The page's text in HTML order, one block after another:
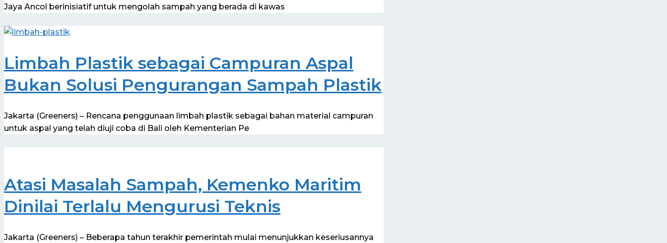
Jaya Ancol berinisiatif untuk mengolah sampah yang berada di kawas
Limbah Plastik sebagai Campuran Aspal
Bukan Solusi Pengurangan Sampah Plastik
Jakarta (Greeners) – Rencana penggunaan limbah plastik sebagai bahan material campuran
untuk aspal yang telah diuji coba di Bali oleh Kementerian Pe
Atasi Masalah Sampah, Kemenko Maritim
Dinilai Terlalu Mengurusi Teknis
Jakarta (Greeners) – Beberapa tahun terakhir pemerintah mulai menunjukkan keseriusannya